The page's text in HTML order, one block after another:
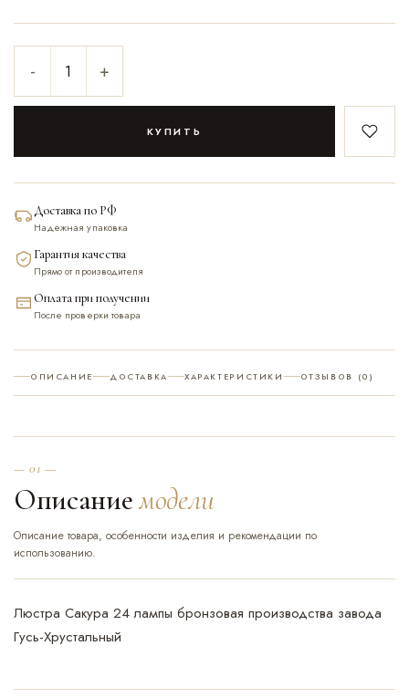
- +
КУПИТЬ В
Доставка по РФ
Надежная упаковка
Гарантия качества
Прямо от производителя
Оплата при получении
После проверки товара
ОПИСАНИЕ ДОСТАВКА ХАРАКТЕРИСТИКИ ОТЗЫВОВ (0)
— 01 —
Описаниемодели
Описание товара, особенности изделия и рекомендации по
использованию.
Люстра Сакура 24 лампы бронзовая производства завода
Гусь-Хрустальный